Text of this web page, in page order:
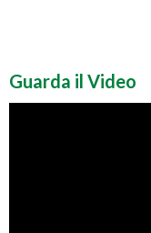
Guarda il Video